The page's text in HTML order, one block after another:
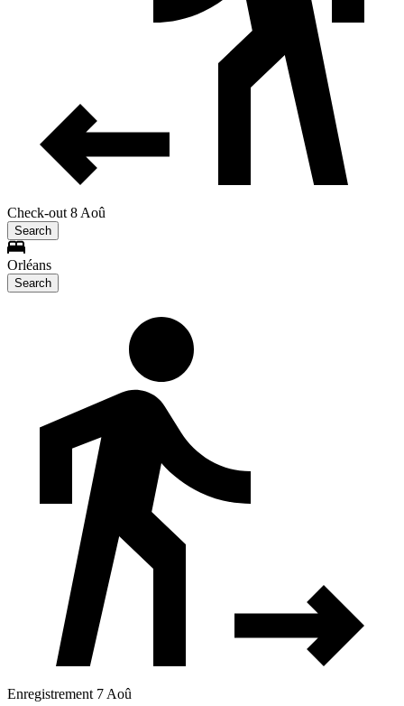
Check-out 8 Aoû
Search
Orléans
Search
Enregistrement 7 Aoû